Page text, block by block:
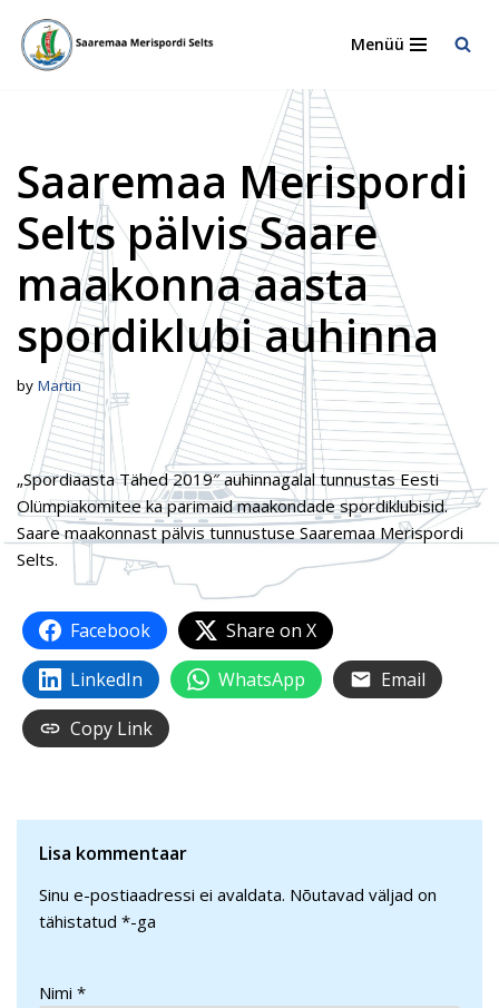
Skip
Menüü
Saaremaa Merispordi
Selts pälvis Saare
maakonna aasta
spordiklubi auhinna
by Martin
„Spordiaasta Tähed 2019″ auhinnagalal tunnustas Eesti
Olümpiakomitee ka parimaid maakondade spordiklubisid.
Saare maakonnast pälvis tunnustuse Saaremaa Merispordi
Selts.
Facebook
Share on X
LinkedIn
WhatsApp
Email
Copy Link
Lisa kommentaar
Sinu e-postiaadressi ei avaldata. Nõutavad väljad on
tähistatud *-ga
Nimi *